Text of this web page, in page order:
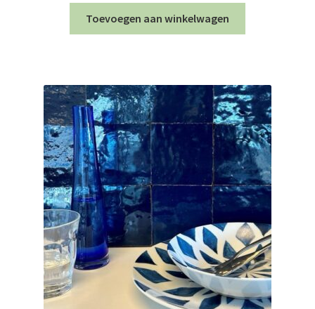
Toevoegen aan winkelwagen